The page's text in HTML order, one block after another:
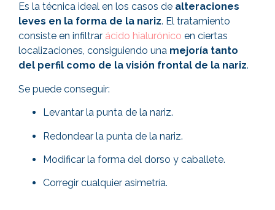
Es la técnica ideal en los casos de alteraciones
leves en la forma de la nariz. El tratamiento
consiste en infiltrar ácido hialurónico en ciertas
localizaciones, consiguiendo una mejoría tanto
del perfil como de la visión frontal de la nariz.
Se puede conseguir:
Levantar la punta de la nariz.
Redondear la punta de la nariz.
Modificar la forma del dorso y caballete.
Corregir cualquier asimetría.